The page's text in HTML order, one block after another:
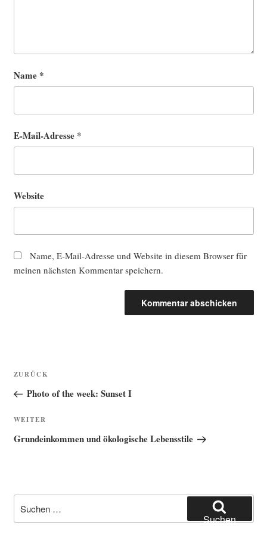
Name *
E-Mail-Adresse *
Website
Name, E-Mail-Adresse und Website in diesem Browser für
meinen nächsten Kommentar speichern.
Beitragsnavigation
Vorheriger
Beitrag
ZURÜCK
Photo of the week: Sunset I
Nächster
Beitrag
WEITER
Grundeinkommen und ökologische Lebensstile
nach:
Suchen